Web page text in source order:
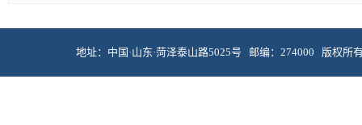
地址：中国·山东·菏泽泰山路5025号 邮编：274000 版权所